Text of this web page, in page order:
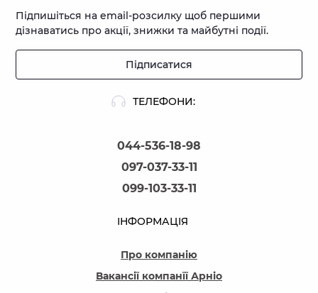
ТЕЛЕФОНИ:
044-536-18-98
097-037-33-11
099-103-33-11
Підпишіться на email-розсилку щоб першими
дізнаватись про акції, знижки та майбутні події.
Підписатися
ІНФОРМАЦІЯ
Про компанію
Вакансії компанїї Арніо